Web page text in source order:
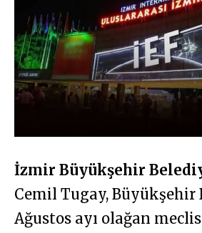
İzmir Büyükşehir
Cemil Tugay, Büyükşehir
Ağustos ayı olağan